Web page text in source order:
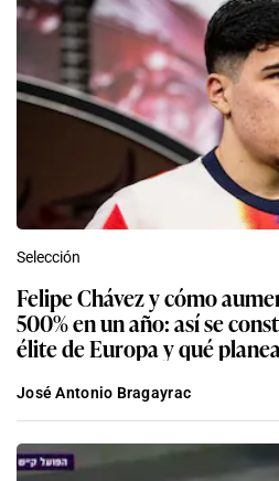
Selección
Felipe Chávez y cómo
500% en un año: así se
élite de Europa y qué
José Antonio Bragayrac